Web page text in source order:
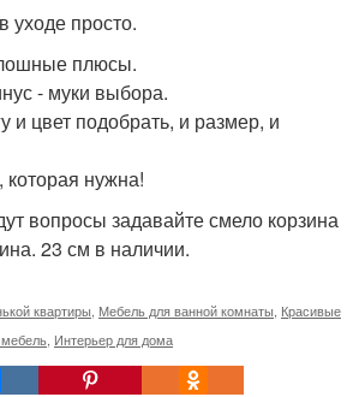
уходе просто.
плюсы.
- муки выбора.
и цвет подобрать, и размер, и
нужна!
вопросы задавайте смело корзина
23 см в наличии.
квартиры Мебель для ванной комнаты Красивые
Интерьер для дома